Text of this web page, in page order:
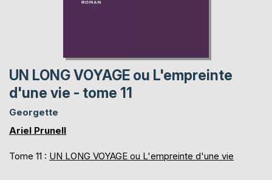
UN LONG VOYAGE ou L'empreinte
d'une vie - tome 11
Georgette
Ariel Prunell
Tome 11 : UN LONG VOYAGE ou L'empreinte d'une vie